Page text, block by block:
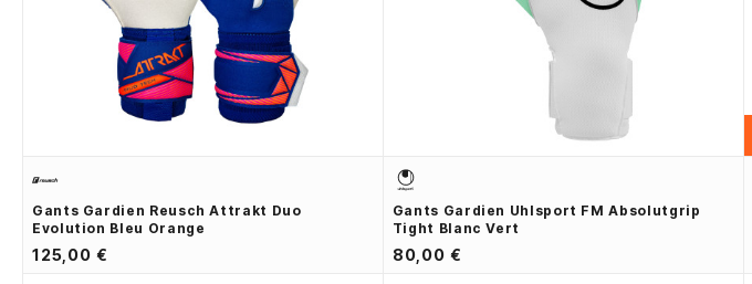
Gants Gardien Reusch Attrakt Duo
Evolution Bleu Orange
125,00 €
Gants Gardien Uhlsport FM Absolutgrip
Tight Blanc Vert
80,00 €